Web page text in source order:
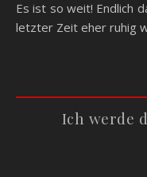
Es ist so weit! Endlich darf ich euch sagen, warum es hier in
letzter Zeit eher ruhig
Ich werde